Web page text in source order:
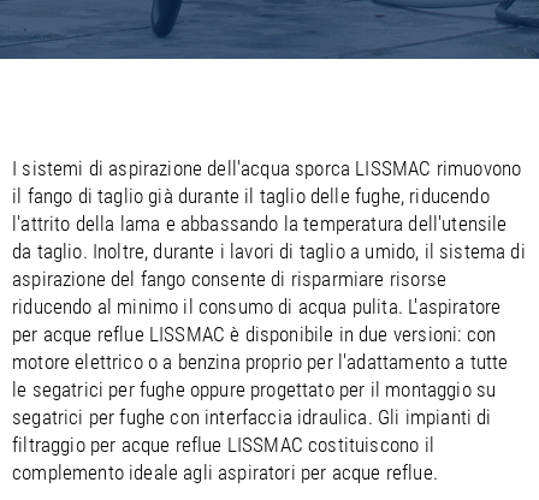
Hungary/
Iceland
Latvia/EN
Liechtenstein/EN DE
Lithuania / EN
Luxembourg/EN DE FR
Malta / EN
Netherlands/ EN NL
Norway/EN
Poland/EN
Portugal/EN ES
Romania/ EN
Russian Federation/EN
Serbia/ EN
Saudi Arabia/
Singapore
Uzbekistan/EN
Viet Nam/EN
I sistemi di aspirazione dell'acqua sporca LISSMAC rimuovono
il fango di taglio già durante il taglio delle fughe, riducendo
l'attrito della lama e abbassando la temperatura dell'utensile
da taglio. Inoltre, durante i lavori di taglio a umido, il sistema di
aspirazione del fango consente di risparmiare risorse
riducendo al minimo il consumo di acqua pulita. L'aspiratore
per acque reflue LISSMAC è disponibile in due versioni: con
motore elettrico o a benzina proprio per l'adattamento a tutte
le segatrici per fughe oppure progettato per il montaggio su
segatrici per fughe con interfaccia idraulica. Gli impianti di
filtraggio per acque reflue LISSMAC costituiscono il
complemento ideale agli aspiratori per acque reflue.